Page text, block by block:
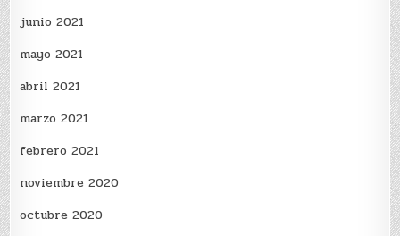
junio 2021
mayo 2021
abril 2021
marzo 2021
febrero 2021
noviembre 2020
octubre 2020